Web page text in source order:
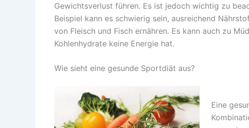
Gewichtsverlust führen. Es ist jedoch wichtig zu
Beispiel kann es schwierig sein, ausreichend
von Fleisch und Fisch ernähren. Es kann auch zu
Kohlenhydrate keine Energie hat.
Wie sieht eine gesunde Sportdiät aus?
Eine